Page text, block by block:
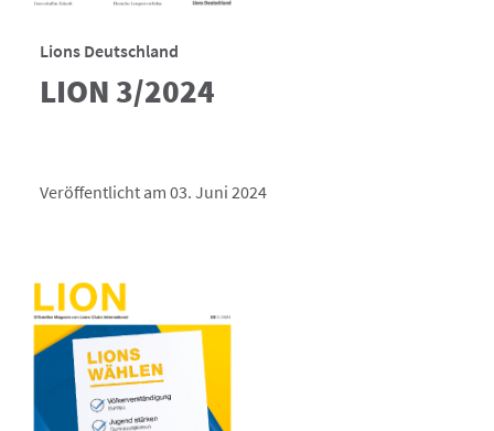
Lions Deutschland
LION 3/2024
Veröffentlicht am 03. Juni 2024